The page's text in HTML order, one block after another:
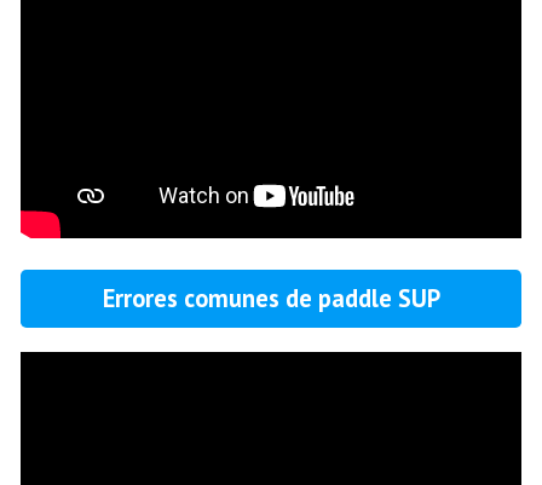
Errores comunes de paddle SUP